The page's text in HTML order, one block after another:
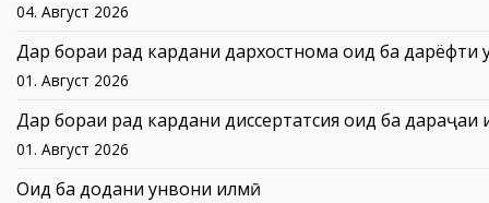
04. Август 2026
Дар бораи рад кардани дархостнома оид ба дарёфти
01. Август 2026
Дар бораи рад кардани диссертатсия оид ба дараҷаи
01. Август 2026
Оид ба додани унвони илмӣ